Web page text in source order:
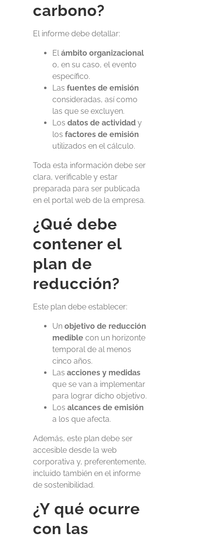
carbono?
El informe debe detallar:
El ámbito organizacional
o, en su caso, el evento
específico.
Las fuentes de emisión
consideradas, así como
las que se excluyen.
Los datos de actividady
los factores de emisión
utilizados en el cálculo.
Toda esta información debe ser
clara, verificable y estar
preparada para ser publicada
en el portal web de la empresa.
¿Qué debe
contener el
plan de
reducción?
Este plan debe establecer:
Un objetivo de reducción
mediblecon un horizonte
temporal de al menos
cinco años.
Las acciones y medidas
que se van a implementar
para lograr dicho objetivo.
Los alcances de emisión
a los que afecta.
Además, este plan debe ser
accesible desde la web
corporativa y, preferentemente,
incluido también en el informe
de sostenibilidad.
¿Y qué ocurre
con las